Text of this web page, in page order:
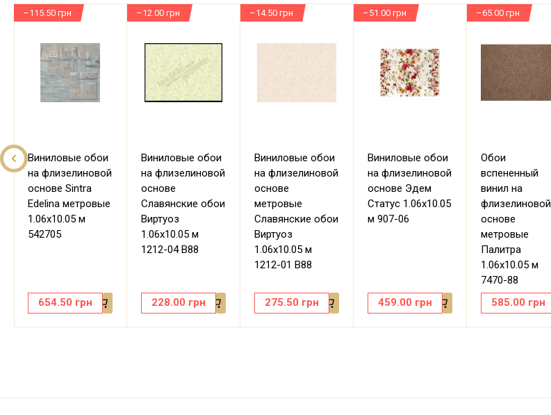
Виниловые обои
на флизелиновой
основе Sintra
Edelina метровые
1.06х10.05 м
542705
654.50 грн
–115.50 грн
Виниловые обои
на флизелиновой
основе
Славянские обои
Виртуоз
1.06х10.05 м
1212-04 В88
228.00 грн
–12.00 грн
Виниловые обои
на флизелиновой
основе
метровые
Славянские обои
Виртуоз
1.06х10.05 м
1212-01 В88
275.50 грн
–14.50 грн
Виниловые обои
на флизелиновой
основе Эдем
Статус 1.06х10.05
м 907-06
459.00 грн
–51.00 грн
Обои
вспененный
винил на
флизелиновой
основе
метровые
Палитра
1.06х10.05 м
7470-88
585.00 грн
–65.00 грн